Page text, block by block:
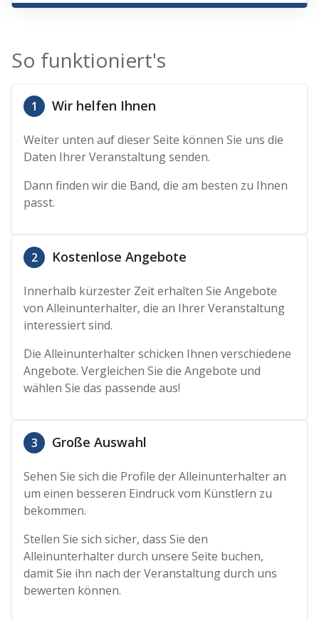
So funktioniert's
1 Wir helfen Ihnen
Weiter unten auf dieser Seite können Sie uns die
Daten Ihrer Veranstaltung senden.
Dann finden wir die Band, die am besten zu Ihnen
passt.
2 Kostenlose Angebote
Innerhalb kürzester Zeit erhalten Sie Angebote
von Alleinunterhalter, die an Ihrer Veranstaltung
interessiert sind.
Die Alleinunterhalter schicken Ihnen verschiedene
Angebote. Vergleichen Sie die Angebote und
wählen Sie das passende aus!
3 Große Auswahl
Sehen Sie sich die Profile der Alleinunterhalter an
um einen besseren Eindruck vom Künstlern zu
bekommen.
Stellen Sie sich sicher, dass Sie den
Alleinunterhalter durch unsere Seite buchen,
damit Sie ihn nach der Veranstaltung durch uns
bewerten können.